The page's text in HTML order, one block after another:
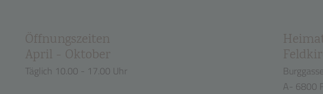
Öffnungszeiten
April - Oktober
Täglich 10.00 - 17.00 Uhr
A- 6800